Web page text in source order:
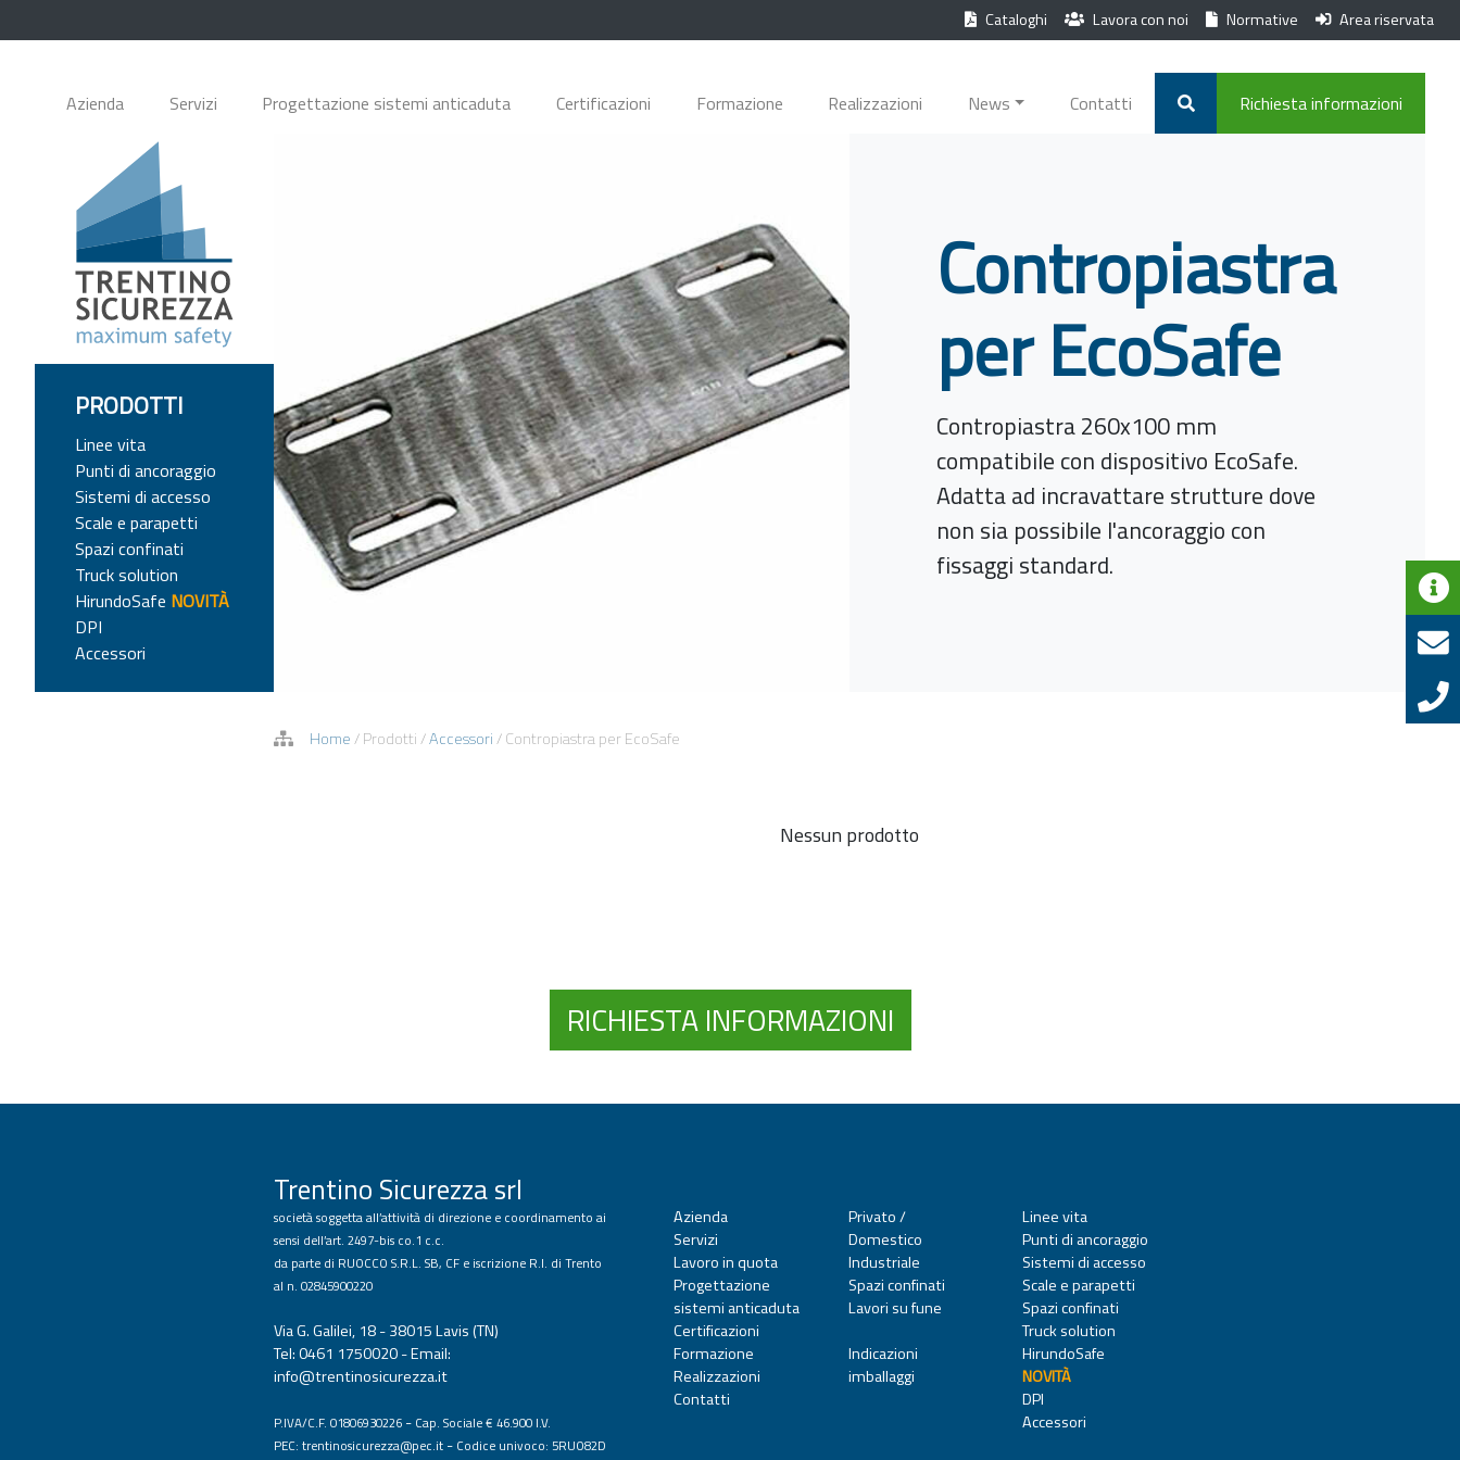
Cataloghi Lavora con noi Normative Area riservata
Azienda Servizi Progettazione sistemi anticaduta Certificazioni Formazione Realizzazioni News Contatti Richiesta informazioni
PRODOTTI
Linee vita
Punti di ancoraggio
Sistemi di accesso
Scale e parapetti
Spazi confinati
Truck solution
HirundoSafe NOVITÀ
DPI
Accessori
Contropiastra
per EcoSafe
Contropiastra 260x100 mm
compatibile con dispositivo EcoSafe.
Adatta ad incravattare strutture dove
non sia possibile l'ancoraggio con
fissaggi standard.
Home/Prodotti/Accessori/Contropiastra per EcoSafe
Nessun prodotto
RICHIESTA INFORMAZIONI
Trentino Sicurezza srl
società soggetta all’attività di direzione e coordinamento ai
sensi dell’art. 2497-bis co.1 c.c.
da parte di RUOCCO S.R.L. SB, CF e iscrizione R.I. di Trento
al n. 02845900220
Via G. Galilei, 18 - 38015 Lavis (TN)
Tel: 0461 1750020 - Email:
info@trentinosicurezza.it
P.IVA/C.F. 01806930226 - Cap. Sociale € 46.900 I.V.
PEC: trentinosicurezza@pec.it - Codice univoco: 5RUO82D
Azienda
Servizi
Lavoro in quota
Progettazione
sistemi anticaduta
Certificazioni
Formazione
Realizzazioni
Contatti
Privato /
Domestico
Industriale
Spazi confinati
Lavori su fune
Indicazioni
imballaggi
Linee vita
Punti di ancoraggio
Sistemi di accesso
Scale e parapetti
Spazi confinati
Truck solution
HirundoSafe
NOVITÀ
DPI
Accessori